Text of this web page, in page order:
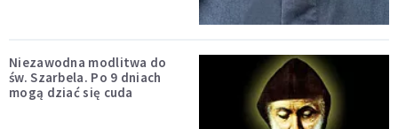
Niezawodna modlitwa do
św. Szarbela. Po 9 dniach
mogą dziać się cuda